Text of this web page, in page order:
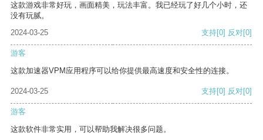
这款游戏非常好玩，画面精美，玩法丰富。我已经玩了好几个小时，还
没有玩腻。
2024-03-25
支持[0] 反对[0]
游客
这款加速器VPM应用程序可以给你提供最高速度和安全性的连接。
2024-03-25 支持[0] 反对[0]
游客
这款软件非常实用，可以帮助我解决很多问题。